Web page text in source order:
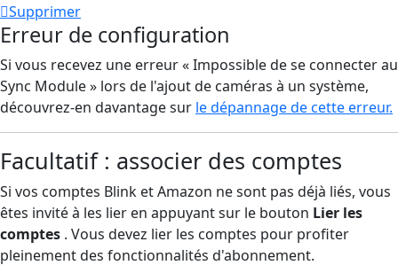
Supprimer
Erreur de configuration
Si vous recevez une erreur « Impossible de se connecter au
Sync Module » lors de l'ajout de caméras à un système,
découvrez-en davantage sur le dépannage de cette erreur.
Facultatif : associer des comptes
Si vos comptes Blink et Amazon ne sont pas déjà liés, vous
êtes invité à les lier en appuyant sur le bouton Lier les
comptes . Vous devez lier les comptes pour profiter
pleinement des fonctionnalités d'abonnement.